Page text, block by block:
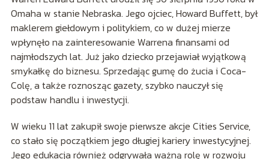
Omaha w stanie Nebraska. Jego ojciec, Howard Buffett, był
maklerem giełdowym i politykiem, co w dużej mierze
wpłynęło na zainteresowanie Warrena finansami od
najmłodszych lat. Już jako dziecko przejawiał wyjątkową
smykałkę do biznesu. Sprzedając gumę do żucia i Coca-
Colę, a także roznosząc gazety, szybko nauczył się
podstaw handlu i inwestycji.
W wieku 11 lat zakupił swoje pierwsze akcje Cities Service,
co stało się początkiem jego długiej kariery inwestycyjnej.
Jego edukacja również odgrywała ważną rolę w rozwoju